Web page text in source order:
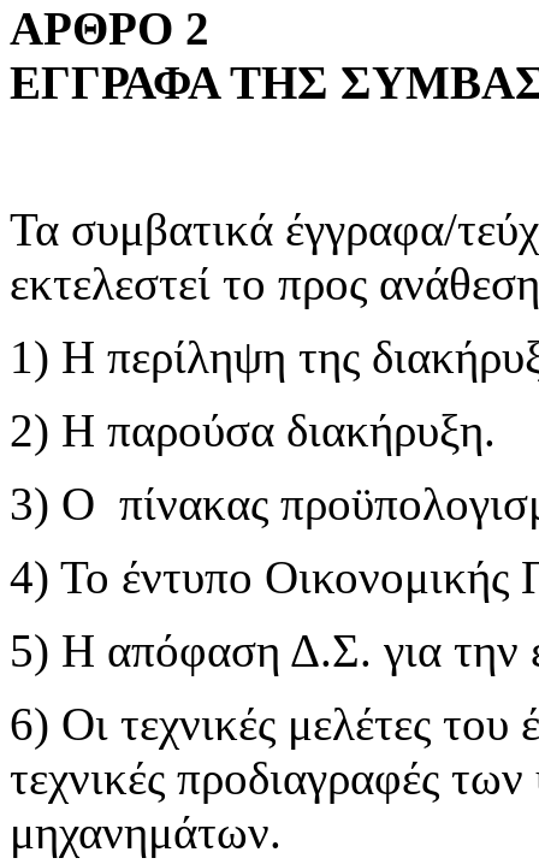
ΑΡΘΡΟ 2
ΕΓΓΡΑΦΑ ΤΗΣ
Τα συμβατικά έγγραφα/
εκτελεστεί το προς
1) Η περίληψη της
2) Η παρούσα διακήρυξη.
3) Ο πίνακας
4) Το έντυπο
5) Η απόφαση Δ.Σ. για την
6) Οι τεχνικές μελέτες του
τεχνικές προδιαγραφές
μηχανημάτων.